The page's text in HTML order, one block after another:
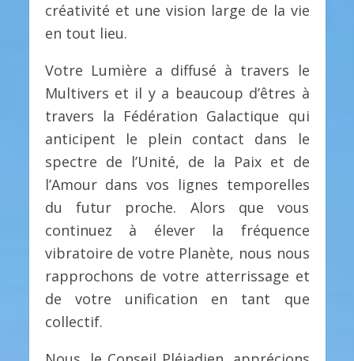
créativité et une vision large de la vie
en tout lieu.
Votre Lumière a diffusé à travers le
Multivers et il y a beaucoup d’êtres à
travers la Fédération Galactique qui
anticipent le plein contact dans le
spectre de l’Unité, de la Paix et de
l’Amour dans vos lignes temporelles
du futur proche. Alors que vous
continuez à élever la fréquence
vibratoire de votre Planète, nous nous
rapprochons de votre atterrissage et
de votre unification en tant que
collectif.